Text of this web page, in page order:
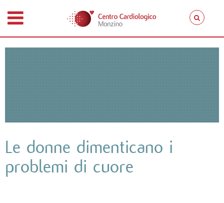
Le donne dimenticano i
problemi di cuore